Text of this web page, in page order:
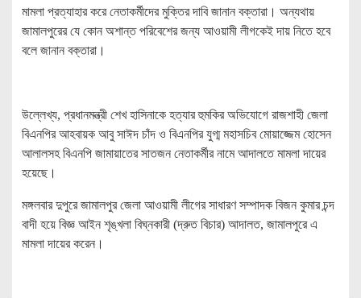
মামলা প্রত্যাহার করে নেতাকর্মীদের মুক্তির দাবি জানান বক্তারা। অন্যথায়
জামালপুরের যে কোন অশান্ত পরিবেশের জন্য আওয়ামী লীগকেই দায় নিতে হবে
বলে জানান বক্তারা।
উল্লেখ্য, প্রধানমন্ত্রী শেখ হাসিনাকে হত্যার হুমকির অভিযোগে রাজশাহী জেলা
বিএনপির আহবায়ক আবু সাঈদ চাঁদ ও বিএনপির যুগ্ম মহাসচিব মোয়াজ্জেম হোসেন
আলালসহ বিএনপি জামায়াতের সাতজন নেতাকর্মীর নামে আদালতে মামলা দায়ের
হয়েছে।
মঙ্গলবার দুপুরে জামালপুর জেলা আওয়ামী লীগের সাধারণ সম্পাদক বিজন কুমার চন্দ
বাদী হয়ে বিজ্ঞ আইন শৃঙ্খলা বিঘ্নকারী (দ্রুত বিচার) আদালত, জামালপুরে এ
মামলা দায়ের করেন।